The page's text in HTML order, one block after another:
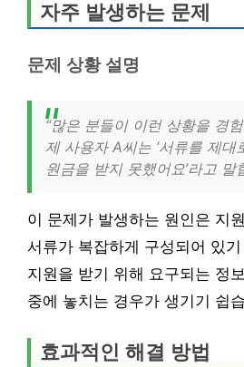
자주 발생하는 문제
문제 상황 설명
“많은 분들이 이런 상황을 경
제 사용자 A씨는 ‘서류를 제
원금을 받지 못했어요’라고 말
이 문제가 발생하는 원인은 지
서류가 복잡하게 구성되어 있
지원을 받기 위해 요구되는 정
중에 놓치는 경우가 생기기 쉽
효과적인 해결 방법